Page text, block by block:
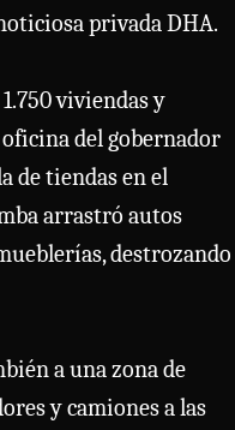
privada DHA.
viviendas y
oficina del gobernador
de tiendas en el
arrastró autos
destrozando
a una zona de
y camiones a las